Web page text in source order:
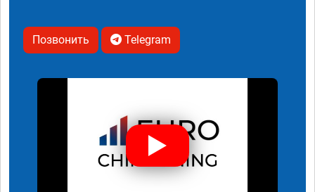
Позвонить Telegram